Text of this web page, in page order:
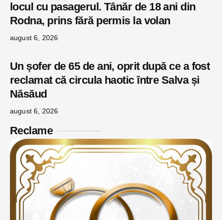
locul cu pasagerul. Tânăr de 18 ani din
Rodna, prins fără permis la volan
august 6, 2026
Un șofer de 65 de ani, oprit după ce a fost
reclamat că circula haotic între Salva și
Năsăud
august 6, 2026
Reclame